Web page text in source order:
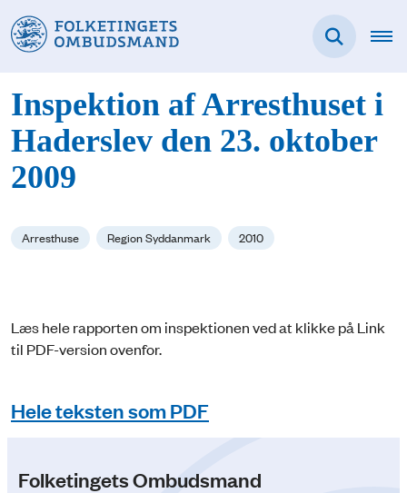
Inspektion af Arresthuset i
Haderslev den 23. oktober
2009
Arresthuse Region Syddanmark 2010
Læs hele rapporten om inspektionen ved at klikke på Link
til PDF-version ovenfor.
Hele teksten som PDF
Folketingets Ombudsmand